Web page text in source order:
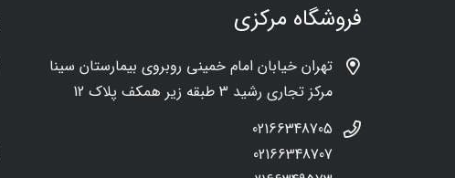
فروشگاه مرکزی
تهران خیابان امام خمینی روبروی بیمارستان سینا
مرکز تجاری رشید 3 طبقه زیر همکف پلاک 12
02166348705
02166348707